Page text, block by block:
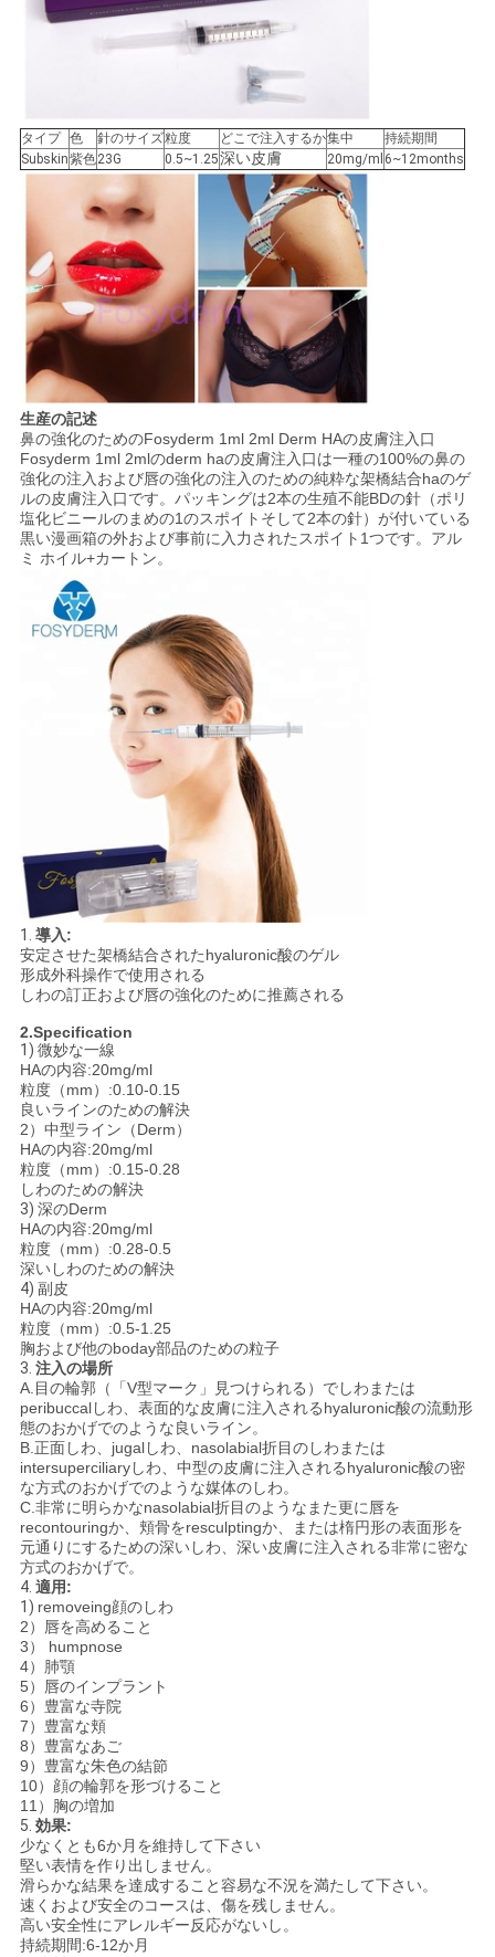
タイプ 色 針のサイズ粒度 どこで注入するか集中
持続期間
Subskin紫色23G 0.5~1.25深い皮膚 20mg/ml 6~12months
生産の記述
鼻の強化のためのFosyderm 1ml 2ml Derm HAの皮膚注入口
Fosyderm 1ml 2mlのderm haの皮膚注入口は一種の100%の鼻の
強化の注入および唇の強化の注入のための純粋な架橋結合haのゲ
ルの皮膚注入口です。パッキングは2本の生殖不能BDの針（ポリ
塩化ビニールのまめの1のスポイトそして2本の針）が付いている
黒い漫画箱の外および事前に入力されたスポイト1つです。アル
ミ ホイル+カートン。
1. 導入:
安定させた架橋結合されたhyaluronic酸のゲル
形成外科操作で使用される
しわの訂正および唇の強化のために推薦される
2.Specification
1) 微妙な一線
HAの内容:20mg/ml
粒度（mm）:0.10-0.15
良いラインのための解決
2）中型ライン（Derm）
HAの内容:20mg/ml
粒度（mm）:0.15-0.28
しわのための解決
3) 深のDerm
HAの内容:20mg/ml
粒度（mm）:0.28-0.5
深いしわのための解決
4) 副皮
HAの内容:20mg/ml
粒度（mm）:0.5-1.25
胸および他のboday部品のための粒子
3. 注入の場所
A.目の輪郭（「V型マーク」見つけられる）でしわまたは
peribuccalしわ、表面的な皮膚に注入されるhyaluronic酸の流動形
態のおかげでのような良いライン。
B.正面しわ、jugalしわ、nasolabial折目のしわまたは
intersuperciliaryしわ、中型の皮膚に注入されるhyaluronic酸の密
な方式のおかげでのような媒体のしわ。
C.非常に明らかなnasolabial折目のようなまた更に唇を
recontouringか、頬骨をresculptingか、または楕円形の表面形を
元通りにするための深いしわ、深い皮膚に注入される非常に密な
方式のおかげで。
4. 適用:
1) removeing顔のしわ
2）唇を高めること
3） humpnose
4）肺顎
5）唇のインプラント
6）豊富な寺院
7）豊富な頬
8）豊富なあご
9）豊富な朱色の結節
10）顔の輪郭を形づけること
11）胸の増加
5. 効果:
少なくとも6か月を維持して下さい
堅い表情を作り出しません。
滑らかな結果を達成すること容易な不況を満たして下さい。
速くおよび安全のコースは、傷を残しません。
高い安全性にアレルギー反応がないし。
持続期間:6-12か月